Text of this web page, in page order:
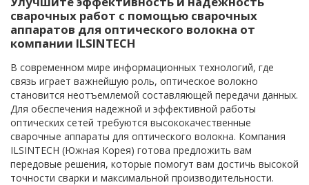
сварочных работ с помощью сварочных
аппаратов для оптического волокна от
компании ILSINTECH
В современном мире информационных технологий, где
связь играет важнейшую роль, оптическое волокно
становится неотъемлемой составляющей передачи данных.
Для обеспечения надежной и эффективной работы
оптических сетей требуются высококачественные
сварочные аппараты для оптического волокна. Компания
ILSINTECH (Южная Корея) готова предложить вам
передовые решения, которые помогут вам достичь высокой
точности сварки и максимальной производительности.